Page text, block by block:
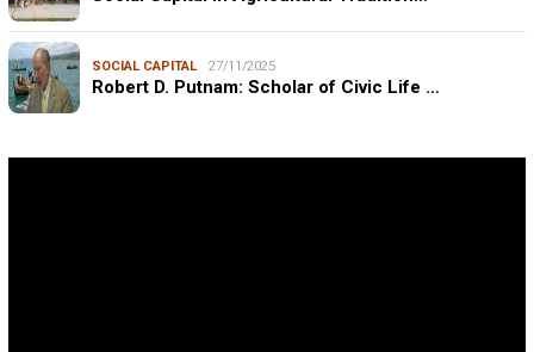
SOCIAL CAPITAL 27/11/2025
Robert D. Putnam: Scholar of Civic Life …